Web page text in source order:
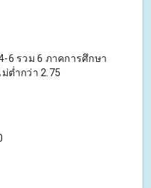
6 รวม 6 ภาคการศึกษา
ต่ำกว่า 2.75